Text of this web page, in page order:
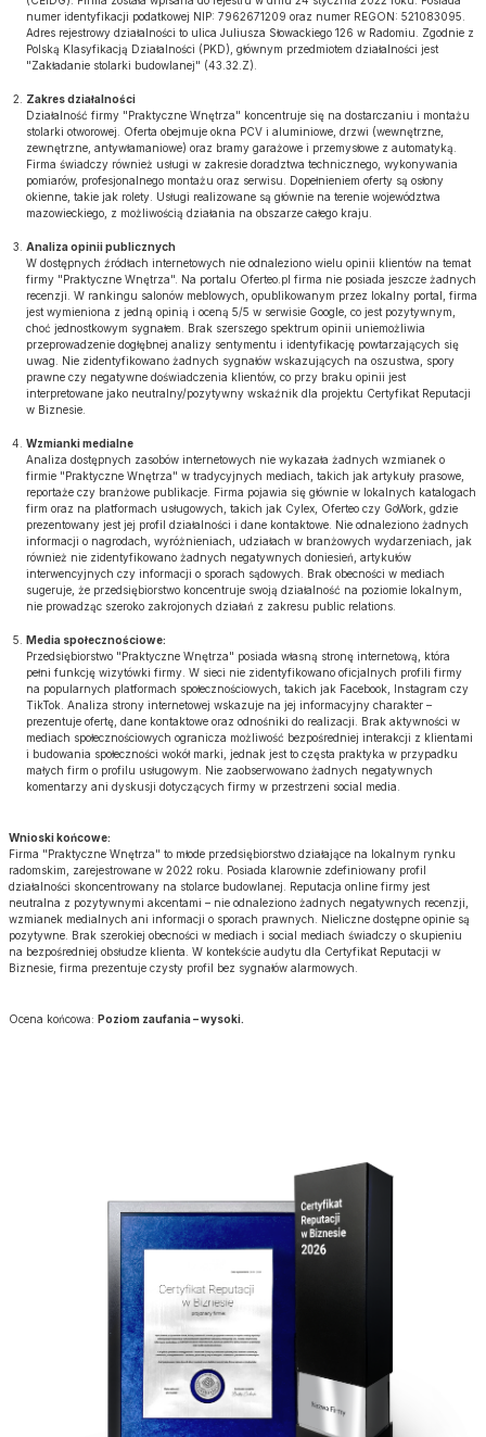
numer identyfikacji podatkowej NIP: 7962671209 oraz numer REGON: 521083095.
Adres rejestrowy działalności to ulica Juliusza Słowackiego 126 w Radomiu. Zgodnie z
Polską Klasyfikacją Działalności (PKD), głównym przedmiotem działalności jest
"Zakładanie stolarki budowlanej" (43.32.Z).
Zakres działalności
Działalność firmy "Praktyczne Wnętrza" koncentruje się na dostarczaniu i montażu
stolarki otworowej. Oferta obejmuje okna PCV i aluminiowe, drzwi (wewnętrzne,
zewnętrzne, antywłamaniowe) oraz bramy garażowe i przemysłowe z automatyką.
Firma świadczy również usługi w zakresie doradztwa technicznego, wykonywania
pomiarów, profesjonalnego montażu oraz serwisu. Dopełnieniem oferty są osłony
okienne, takie jak rolety. Usługi realizowane są głównie na terenie województwa
mazowieckiego, z możliwością działania na obszarze całego kraju.
Analiza opinii publicznych
W dostępnych źródłach internetowych nie odnaleziono wielu opinii klientów na temat
firmy "Praktyczne Wnętrza". Na portalu Oferteo.pl firma nie posiada jeszcze żadnych
recenzji. W rankingu salonów meblowych, opublikowanym przez lokalny portal, firma
jest wymieniona z jedną opinią i oceną 5/5 w serwisie Google, co jest pozytywnym,
choć jednostkowym sygnałem. Brak szerszego spektrum opinii uniemożliwia
przeprowadzenie dogłębnej analizy sentymentu i identyfikację powtarzających się
uwag. Nie zidentyfikowano żadnych sygnałów wskazujących na oszustwa, spory
prawne czy negatywne doświadczenia klientów, co przy braku opinii jest
interpretowane jako neutralny/pozytywny wskaźnik dla projektu Certyfikat Reputacji
w Biznesie.
Wzmianki medialne
Analiza dostępnych zasobów internetowych nie wykazała żadnych wzmianek o
firmie "Praktyczne Wnętrza" w tradycyjnych mediach, takich jak artykuły prasowe,
reportaże czy branżowe publikacje. Firma pojawia się głównie w lokalnych katalogach
firm oraz na platformach usługowych, takich jak Cylex, Oferteo czy GoWork, gdzie
prezentowany jest jej profil działalności i dane kontaktowe. Nie odnaleziono żadnych
informacji o nagrodach, wyróżnieniach, udziałach w branżowych wydarzeniach, jak
również nie zidentyfikowano żadnych negatywnych doniesień, artykułów
interwencyjnych czy informacji o sporach sądowych. Brak obecności w mediach
sugeruje, że przedsiębiorstwo koncentruje swoją działalność na poziomie lokalnym,
nie prowadząc szeroko zakrojonych działań z zakresu public relations.
Media społecznościowe:
Przedsiębiorstwo "Praktyczne Wnętrza" posiada własną stronę internetową, która
pełni funkcję wizytówki firmy. W sieci nie zidentyfikowano oficjalnych profili firmy
na popularnych platformach społecznościowych, takich jak Facebook, Instagram czy
TikTok. Analiza strony internetowej wskazuje na jej informacyjny charakter –
prezentuje ofertę, dane kontaktowe oraz odnośniki do realizacji. Brak aktywności w
mediach społecznościowych ogranicza możliwość bezpośredniej interakcji z klientami
i budowania społeczności wokół marki, jednak jest to częsta praktyka w przypadku
małych firm o profilu usługowym. Nie zaobserwowano żadnych negatywnych
komentarzy ani dyskusji dotyczących firmy w przestrzeni social media.
Wnioski końcowe:
Firma "Praktyczne Wnętrza" to młode przedsiębiorstwo działające na lokalnym rynku
radomskim, zarejestrowane w 2022 roku. Posiada klarownie zdefiniowany profil
działalności skoncentrowany na stolarce budowlanej. Reputacja online firmy jest
neutralna z pozytywnymi akcentami – nie odnaleziono żadnych negatywnych recenzji,
wzmianek medialnych ani informacji o sporach prawnych. Nieliczne dostępne opinie są
pozytywne. Brak szerokiej obecności w mediach i social mediach świadczy o skupieniu
na bezpośredniej obsłudze klienta. W kontekście audytu dla Certyfikat Reputacji w
Biznesie, firma prezentuje czysty profil bez sygnałów alarmowych.
Ocena końcowa: Poziom zaufania – wysoki.